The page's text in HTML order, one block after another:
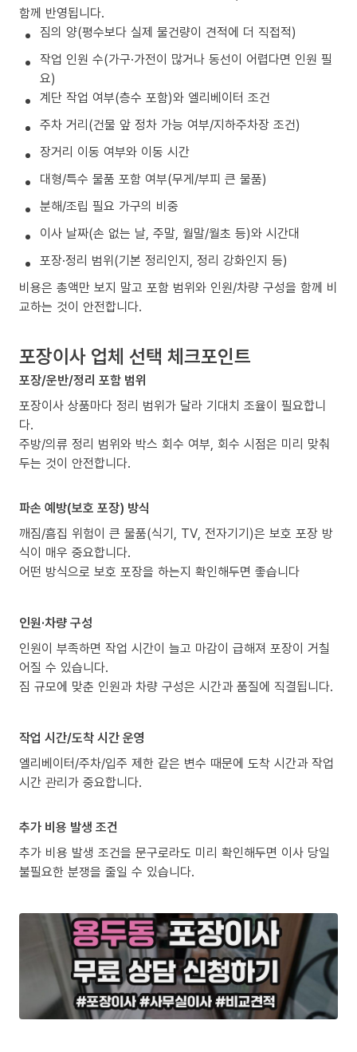
함께 반영됩니다.
짐의 양(평수보다 실제 물건량이 견적에 더 직접적)
작업 인원 수(가구·가전이 많거나 동선이 어렵다면 인원 필
요)
계단 작업 여부(층수 포함)와 엘리베이터 조건
주차 거리(건물 앞 정차 가능 여부/지하주차장 조건)
장거리 이동 여부와 이동 시간
대형/특수 물품 포함 여부(무게/부피 큰 물품)
분해/조립 필요 가구의 비중
이사 날짜(손 없는 날, 주말, 월말/월초 등)와 시간대
포장·정리 범위(기본 정리인지, 정리 강화인지 등)
비용은 총액만 보지 말고 포함 범위와 인원/차량 구성을 함께 비
교하는 것이 안전합니다.
포장이사 업체 선택 체크포인트
포장/운반/정리 포함 범위
포장이사 상품마다 정리 범위가 달라 기대치 조율이 필요합니
다.
주방/의류 정리 범위와 박스 회수 여부, 회수 시점은 미리 맞춰
두는 것이 안전합니다.
파손 예방(보호 포장) 방식
깨짐/흠집 위험이 큰 물품(식기, TV, 전자기기)은 보호 포장 방
식이 매우 중요합니다.
어떤 방식으로 보호 포장을 하는지 확인해두면 좋습니다
인원·차량 구성
인원이 부족하면 작업 시간이 늘고 마감이 급해져 포장이 거칠
어질 수 있습니다.
짐 규모에 맞춘 인원과 차량 구성은 시간과 품질에 직결됩니다.
작업 시간/도착 시간 운영
엘리베이터/주차/입주 제한 같은 변수 때문에 도착 시간과 작업
시간 관리가 중요합니다.
추가 비용 발생 조건
추가 비용 발생 조건을 문구로라도 미리 확인해두면 이사 당일
불필요한 분쟁을 줄일 수 있습니다.